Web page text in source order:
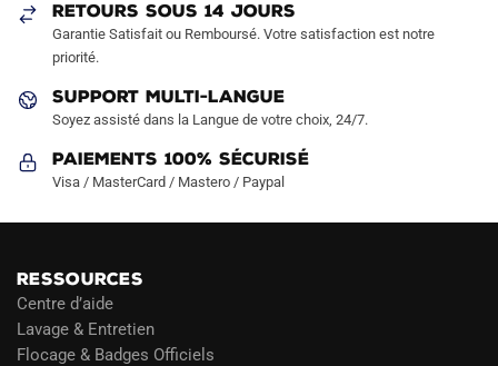
la
RETOURS SOUS 14 JOURS
Garantie Satisfait ou Remboursé. Votre satisfaction est notre
priorité.
SUPPORT MULTI-LANGUE
Soyez assisté dans la Langue de votre choix, 24/7.
Paiements 100% Sécurisé
Visa / MasterCard / Mastero / Paypal
RESSOURCES
Centre d’aide
Lavage & Entretien
Flocage & Badges Officiels